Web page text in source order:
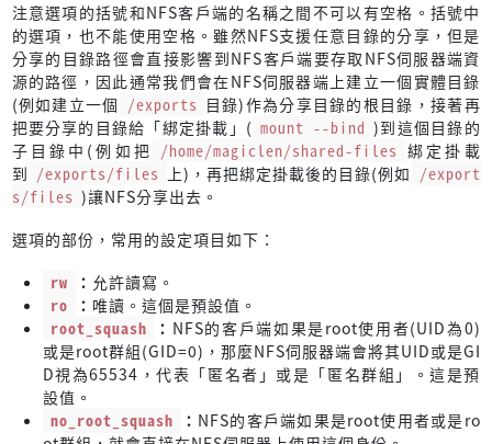
注意選項的括號和NFS客戶端的名稱之間不可以有空格。括號中
的選項，也不能使用空格。雖然NFS支援任意目錄的分享，但是
分享的目錄路徑會直接影響到NFS客戶端要存取NFS伺服器端資
源的路徑，因此通常我們會在NFS伺服器端上建立一個實體目錄
(例如建立一個 /exports 目錄)作為分享目錄的根目錄，接著再
把要分享的目錄給「綁定掛載」( mount --bind )到這個目錄的
子目錄中(例如把 /home/magiclen/shared-files 綁定掛載
到 /exports/files 上)，再把綁定掛載後的目錄(例如 /export
s/files )讓NFS分享出去。
選項的部份，常用的設定項目如下：
rw
： 允許讀寫。
ro
： 唯讀。這個是預設值。
root_squash
： NFS的客戶端如果是root使用者(UID為0)
或是root群組(GID=0)，那麼NFS伺服器端會將其UID或是GI
D視為65534，代表「匿名者」或是「匿名群組」。這是預
設值。
no_root_squash
： NFS的客戶端如果是root使用者或是ro